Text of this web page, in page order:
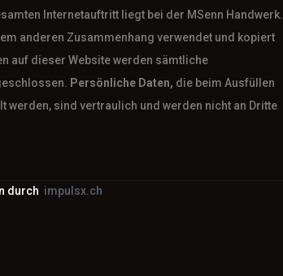
Internetauftritt liegt bei der MSenn Handwerk.
anderen Zusammenhang verwendet und kopiert
auf dieser Website werden sämtliche
Persönliche Daten, die beim Ausfüllen
werden, sind vertraulich und werden nicht an Dritte
durch impulsx.ch